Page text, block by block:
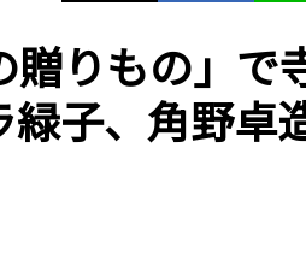
りもの」で
子、角野卓